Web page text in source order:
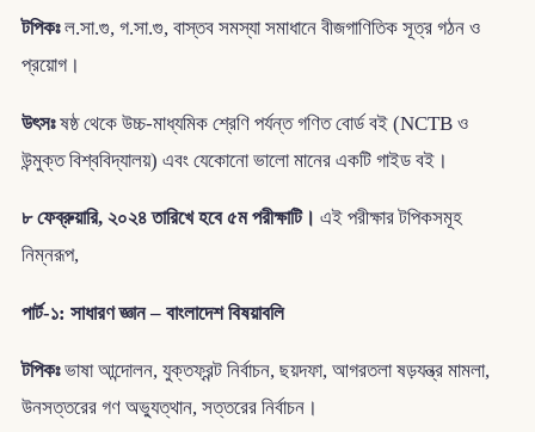
টপিকঃল.সা.গু, গ.সা.গু, বাস্তব সমস্যা সমাধানে বীজগাণিতিক সূত্র গঠন ও
প্রয়োগ।
উৎসঃষষ্ঠ থেকে উচ্চ-মাধ্যমিক শ্রেণি পর্যন্ত গণিত বোর্ড বই (NCTB ও
উন্মুক্ত বিশ্ববিদ্যালয়) এবং যেকোনো ভালো মানের একটি গাইড বই।
৮ ফেব্রুয়ারি, ২০২৪ তারিখে হবে ৫ম পরীক্ষাটি। এই পরীক্ষার টপিকসমূহ
নিম্নরূপ,
পার্ট-১: সাধারণ জ্ঞান – বাংলাদেশ বিষয়াবলি
টপিকঃভাষা আন্দোলন, যুক্তফ্রন্ট নির্বাচন, ছয়দফা, আগরতলা ষড়যন্ত্র মামলা,
উনসত্তরের গণ অভ্যুত্থান, সত্তরের নির্বাচন।